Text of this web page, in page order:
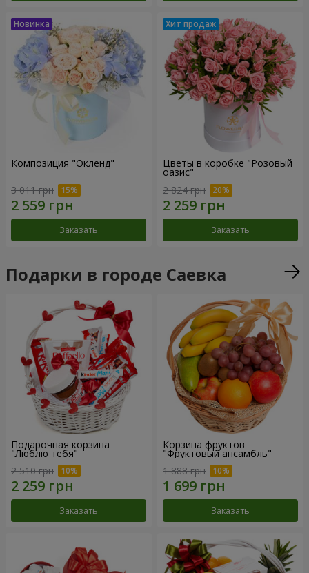
Композиция "Окленд"
3 011 грн
Заказать
Цветы в коробке "Розовый
оазис"
2 824 грн
Заказать
Подарки в городе Саевка
Подарочная корзина
"Люблю тебя"
2 510 грн
Заказать
Корзина фруктов
"Фруктовый ансамбль"
1 888 грн
Заказать